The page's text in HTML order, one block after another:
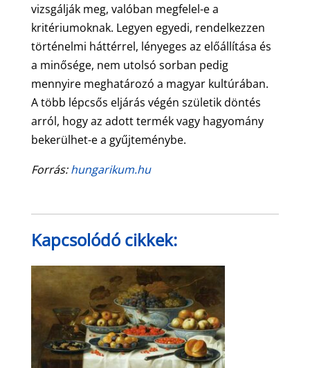
vizsgálják meg, valóban megfelel-e a
kritériumoknak. Legyen egyedi, rendelkezzen
történelmi háttérrel, lényeges az előállítása és
a minősége, nem utolsó sorban pedig
mennyire meghatározó a magyar kultúrában.
A több lépcsős eljárás végén születik döntés
arról, hogy az adott termék vagy hagyomány
bekerülhet-e a gyűjteménybe.
Forrás:hungarikum.hu
Kapcsolódó cikkek: